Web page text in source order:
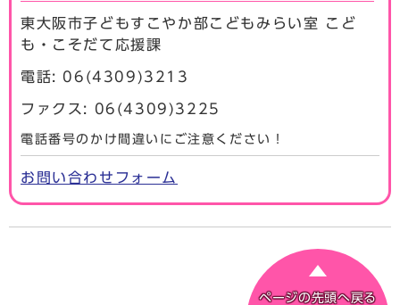
東大阪市子どもすこやか部こどもみらい室 こど
も・こそだて応援課
電話: 06(4309)3213
ファクス: 06(4309)3225
電話番号のかけ間違いにご注意ください！
お問い合わせフォーム
ページの先頭へ戻る